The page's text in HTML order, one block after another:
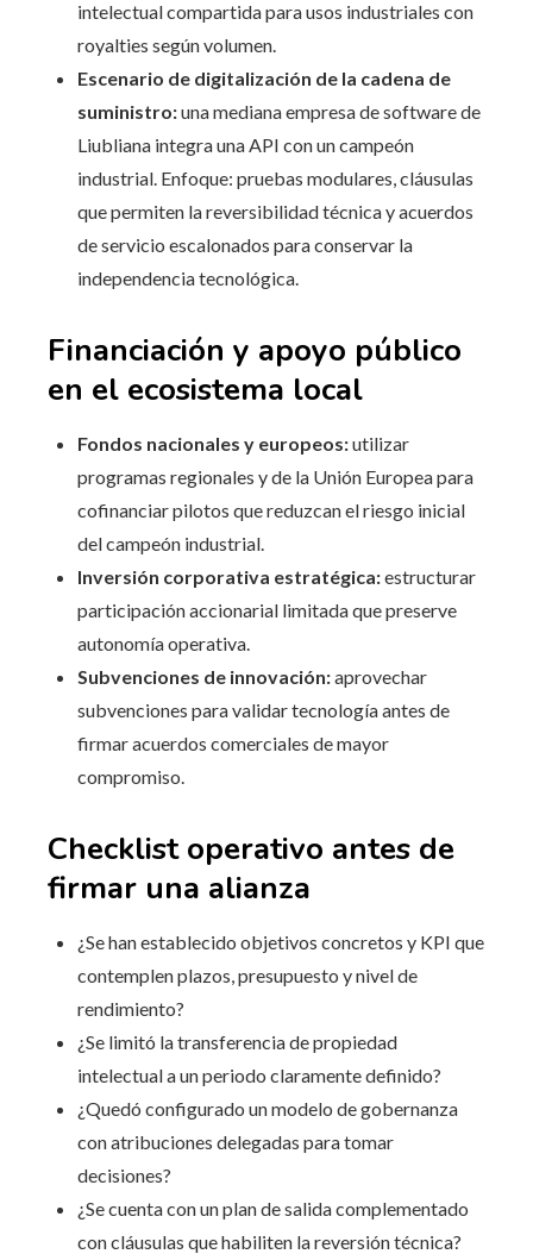
intelectual compartida para usos industriales con
royalties según volumen.
Escenario de digitalización de la cadena de
suministro:una mediana empresa de software de
Liubliana integra una API con un campeón
industrial. Enfoque: pruebas modulares, cláusulas
que permiten la reversibilidad técnica y acuerdos
de servicio escalonados para conservar la
independencia tecnológica.
Financiación y apoyo público
en el ecosistema local
Fondos nacionales y europeos:utilizar
programas regionales y de la Unión Europea para
cofinanciar pilotos que reduzcan el riesgo inicial
del campeón industrial.
Inversión corporativa estratégica:estructurar
participación accionarial limitada que preserve
autonomía operativa.
Subvenciones de innovación:aprovechar
subvenciones para validar tecnología antes de
firmar acuerdos comerciales de mayor
compromiso.
Checklist operativo antes de
firmar una alianza
¿Se han establecido objetivos concretos y KPI que
contemplen plazos, presupuesto y nivel de
rendimiento?
¿Se limitó la transferencia de propiedad
intelectual a un periodo claramente definido?
¿Quedó configurado un modelo de gobernanza
con atribuciones delegadas para tomar
decisiones?
¿Se cuenta con un plan de salida complementado
con cláusulas que habiliten la reversión técnica?